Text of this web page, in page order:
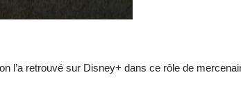
l’a retrouvé sur Disney+ dans ce rôle de